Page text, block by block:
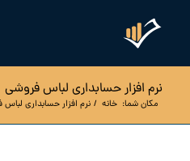
نرم افزار حسابداری لباس فروشی
مکان شما: خانه / نرم افزار حسابداری